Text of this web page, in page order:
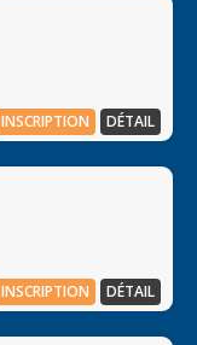
INSCRIPTION DÉTAIL
INSCRIPTION DÉTAIL